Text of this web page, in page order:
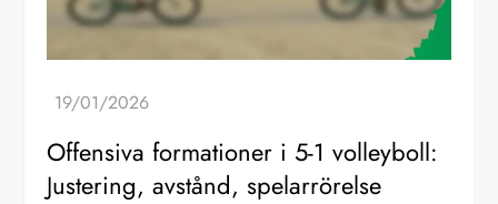
Offensiva formationer i 5-1 volleyboll:
Justering, avstånd, spelarrörelse